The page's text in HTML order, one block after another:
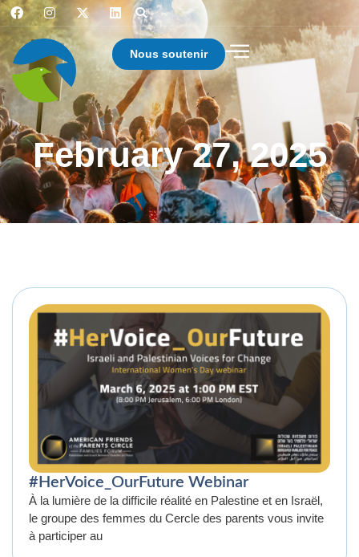
Nous soutenir
February 27, 2025
#HerVoice_OurFuture Webinar
À la lumière de la difficile réalité en Palestine et en Israël,
le groupe des femmes du Cercle des parents vous invite
à participer au